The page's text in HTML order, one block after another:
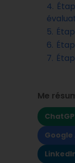
4.
5.
6.
7.
Me
Google